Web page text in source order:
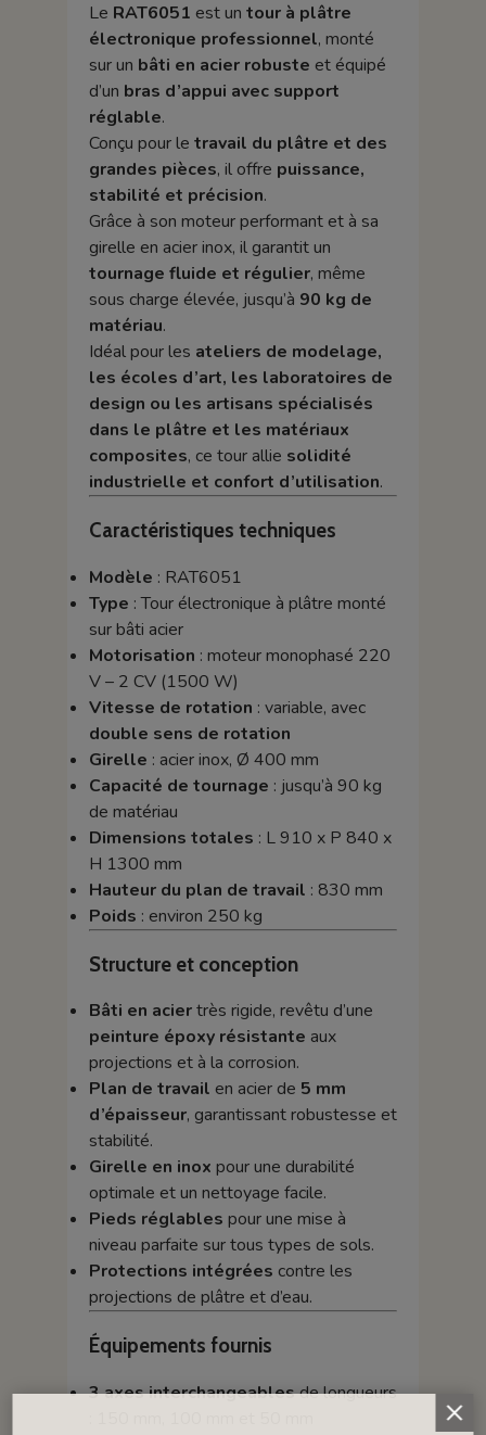
Le RAT6051 est un tour à plâtre
électronique professionnel, monté
sur un bâti en acier robuste et équipé
d’un bras d’appui avec support
réglable.
Conçu pour le travail du plâtre et des
grandes pièces, il offre puissance,
stabilité et précision.
Grâce à son moteur performant et à sa
girelle en acier inox, il garantit un
tournage fluide et régulier, même
sous charge élevée, jusqu’à 90 kg de
matériau.
Idéal pour les ateliers de modelage,
les écoles d’art, les laboratoires de
design ou les artisans spécialisés
dans le plâtre et les matériaux
composites, ce tour allie solidité
industrielle et confort d’utilisation.
Caractéristiques techniques
Modèle : RAT6051
Type : Tour électronique à plâtre monté
sur bâti acier
Motorisation : moteur monophasé 220
V – 2 CV (1500 W)
Vitesse de rotation : variable, avec
double sens de rotation
Girelle : acier inox, Ø 400 mm
Capacité de tournage : jusqu’à 90 kg
de matériau
Dimensions totales : L 910 x P 840 x
H 1300 mm
Hauteur du plan de travail : 830 mm
Poids : environ 250 kg
Structure et conception
Bâti en aciertrès rigide, revêtu d’une
peinture époxy résistante aux
projections et à la corrosion.
Plan de travail en acier de 5 mm
d’épaisseur, garantissant robustesse et
stabilité.
Girelle en inox pour une durabilité
optimale et un nettoyage facile.
Pieds réglables pour une mise à
niveau parfaite sur tous types de sols.
Protections intégrées contre les
projections de plâtre et d’eau.
Équipements fournis
3 axes interchangeablesde longueurs